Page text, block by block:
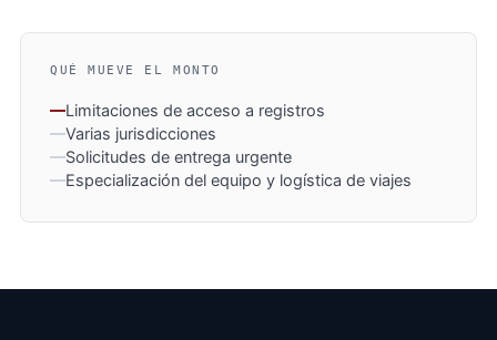
QUÉ MUEVE EL MONTO
Limitaciones de acceso a registros
Varias jurisdicciones
Solicitudes de entrega urgente
Especialización del equipo y logística de viajes